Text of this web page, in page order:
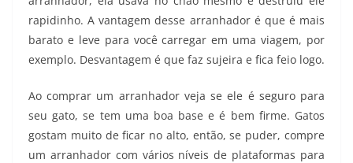
rapidinho. A vantagem desse arranhador é que é mais
barato e leve para você carregar em uma viagem, por
exemplo. Desvantagem é que faz sujeira e fica feio logo.
Ao comprar um arranhador veja se ele é seguro para
seu gato, se tem uma boa base e é bem firme. Gatos
gostam muito de ficar no alto, então, se puder, compre
um arranhador com vários níveis de plataformas para